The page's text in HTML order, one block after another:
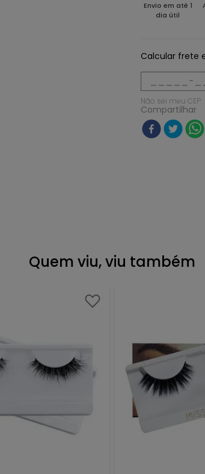
Envio em até 1
dia útil
Calcular frete
Não sei meu CEP
Compartilhar
Quem viu, viu também